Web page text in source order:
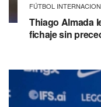
FÚTBOL
Thiago Almada
fichaje sin